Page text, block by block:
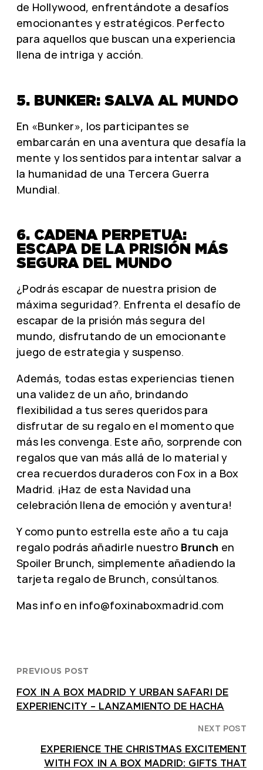
de Hollywood, enfrentándote a desafíos
emocionantes y estratégicos. Perfecto
para aquellos que buscan una experiencia
llena de intriga y acción.
5. BUNKER: SALVA AL MUNDO
En «Bunker», los participantes se
embarcarán en una aventura que desafía la
mente y los sentidos para intentar salvar a
la humanidad de una Tercera Guerra
Mundial.
6. CADENA PERPETUA:
ESCAPA DE LA PRISIÓN MÁS
SEGURA DEL MUNDO
¿Podrás escapar de nuestra prision de
máxima seguridad?. Enfrenta el desafío de
escapar de la prisión más segura del
mundo, disfrutando de un emocionante
juego de estrategia y suspenso.
Además, todas estas experiencias tienen
una validez de un año, brindando
flexibilidad a tus seres queridos para
disfrutar de su regalo en el momento que
más les convenga. Este año, sorprende con
regalos que van más allá de lo material y
crea recuerdos duraderos con Fox in a Box
Madrid. ¡Haz de esta Navidad una
celebración llena de emoción y aventura!
Y como punto estrella este año a tu caja
regalo podrás añadirle nuestro Brunch en
Spoiler Brunch, simplemente añadiendo la
tarjeta regalo de Brunch, consúltanos.
Mas info en info@foxinaboxmadrid.com
PREVIOUS POST
FOX IN A BOX MADRID Y URBAN SAFARI DE
EXPERIENCITY – LANZAMIENTO DE HACHA
NEXT POST
EXPERIENCE THE CHRISTMAS EXCITEMENT
WITH FOX IN A BOX MADRID: GIFTS THAT